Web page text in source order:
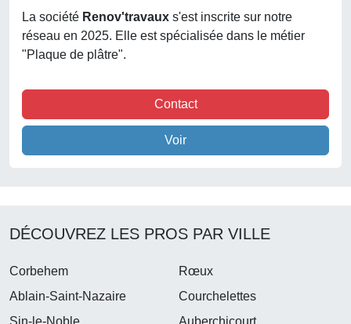
La société Renov'travaux s'est inscrite sur notre
réseau en 2025. Elle est spécialisée dans le métier
"Plaque de plâtre".
Contact
Voir
DÉCOUVREZ LES PROS PAR VILLE
Corbehem
Rœux
Ablain-Saint-Nazaire
Courchelettes
Sin-le-Noble
Auberchicourt